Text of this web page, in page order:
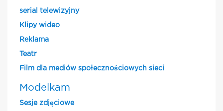
serial telewizyjny
Klipy wideo
Reklama
Teatr
Film dla mediów społecznościowych sieci
Modelkam
Sesje zdjęciowe